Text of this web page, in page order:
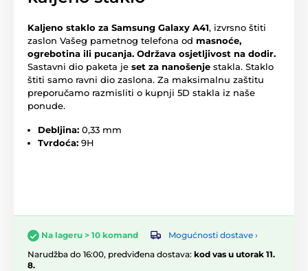
Kaljeno staklo za Samsung Galaxy A41, izvrsno štiti
zaslon Vašeg pametnog telefona od masnoće,
ogrebotina ili pucanja. Održava osjetljivost na dodir.
Sastavni dio paketa je set za nanošenje stakla. Staklo
štiti samo ravni dio zaslona. Za maksimalnu zaštitu
preporučamo razmisliti o kupnji 5D stakla iz naše
ponude.
Debljina: 0,33 mm
Tvrdoća: 9H
Na lageru > 10 komand
Mogućnosti dostave ›
Narudžba do 16:00, predviđena dostava: kod vas u utorak 11.
8.